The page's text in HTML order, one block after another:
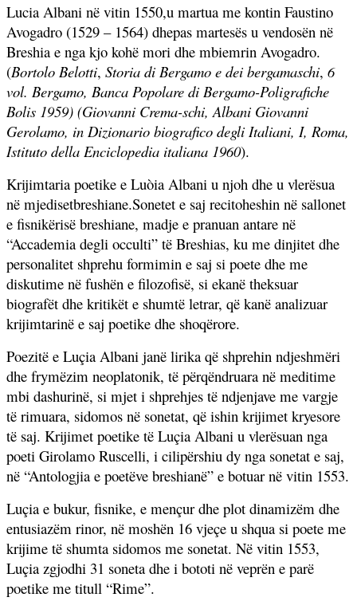
Lucia Albani në vitin 1550,u martua me kontin Faustino
Avogadro (1529 – 1564) dhepas martesës u vendosën në
Breshia e nga kjo kohë mori dhe mbiemrin Avogadro.
(Bortolo Belotti, Storia di Bergamo e dei bergamaschi, 6
vol. Bergamo, Banca Popolare di Bergamo-Poligrafiche
Bolis 1959) (Giovanni Crema-schi, Albani Giovanni
Gerolamo, in Dizionario biografico degli Italiani, I, Roma,
Istituto della Enciclopedia italiana 1960).
Krijimtaria poetike e Luòia Albani u njoh dhe u vlerësua
në mjedisetbreshiane.Sonetet e saj recitoheshin në sallonet
e fisnikërisë breshiane, madje e pranuan antare në
“Accademia degli occulti” të Breshias, ku me dinjitet dhe
personalitet shprehu formimin e saj si poete dhe me
diskutime në fushën e filozofisë, si ekanë theksuar
biografët dhe kritikët e shumtë letrar, që kanë analizuar
krijimtarinë e saj poetike dhe shoqërore.
Poezitë e Luçia Albani janë lirika që shprehin ndjeshmëri
dhe frymëzim neoplatonik, të përqëndruara në meditime
mbi dashurinë, si mjet i shprehjes të ndjenjave me vargje
të rimuara, sidomos në sonetat, që ishin krijimet kryesore
të saj. Krijimet poetike të Luçia Albani u vlerësuan nga
poeti Girolamo Ruscelli, i cilipërshiu dy nga sonetat e saj,
në “Antologjia e poetëve breshianë” e botuar në vitin 1553.
Luçia e bukur, fisnike, e mençur dhe plot dinamizëm dhe
entusiazëm rinor, në moshën 16 vjeçe u shqua si poete me
krijime të shumta sidomos me sonetat. Në vitin 1553,
Luçia zgjodhi 31 soneta dhe i bototi në veprën e parë
poetike me titull “Rime”.